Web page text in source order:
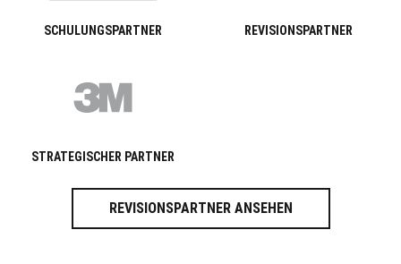
SCHULUNGSPARTNER REVISIONSPARTNER
STRATEGISCHER PARTNER
REVISIONSPARTNER ANSEHEN